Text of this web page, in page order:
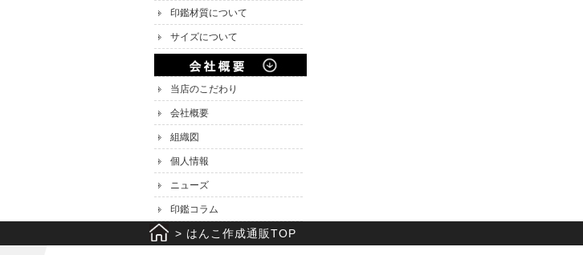
印鑑材質について
サイズについて
当店のこだわり
会社概要
組織図
個人情報
ニューズ
印鑑コラム
> はんこ作成通販TOP